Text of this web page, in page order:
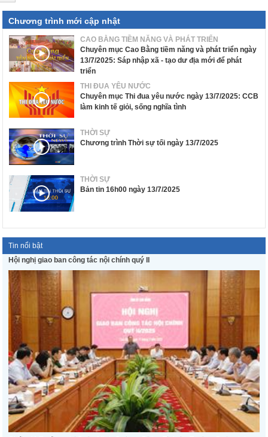
Chương trình mới cập nhật
CAO BẰNG TIỀM NĂNG VÀ PHÁT TRIỂN
Chuyên mục Cao Bằng tiềm năng và phát triển ngày
13/7/2025: Sáp nhập xã - tạo dư địa mới để phát
triển
THI ĐUA YÊU NƯỚC
Chuyên mục Thi đua yêu nước ngày 13/7/2025: CCB
làm kinh tế giỏi, sống nghĩa tình
THỜI SỰ
Chương trình Thời sự tối ngày 13/7/2025
THỜI SỰ
Bản tin 16h00 ngày 13/7/2025
Tin nổi bật
Hội nghị giao ban công tác nội chính quý II